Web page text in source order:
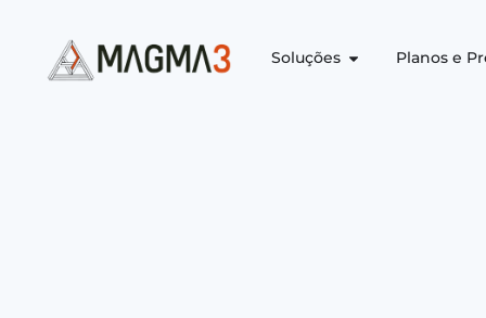
Soluções Planos e